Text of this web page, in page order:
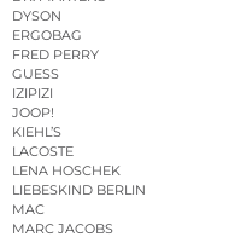
DYSON
ERGOBAG
FRED PERRY
GUESS
IZIPIZI
JOOP!
KIEHL’S
LACOSTE
LENA HOSCHEK
LIEBESKIND BERLIN
MAC
MARC JACOBS